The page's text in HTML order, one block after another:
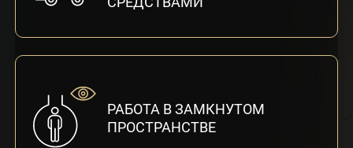
РАБОТА В ЗАМКНУТОМ
ПРОСТРАНСТВЕ